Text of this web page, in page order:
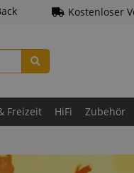
Kostenloser
Freizeit HiFi Zubehör